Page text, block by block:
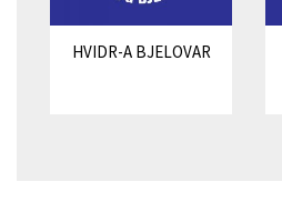
HVIDR-A BJELOVAR